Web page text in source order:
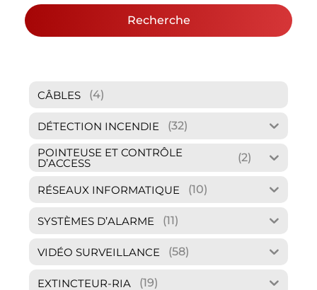
Recherche
CÂBLES (4)
DÉTECTION INCENDIE
(32)
POINTEUSE ET CONTRÔLE
D’ACCESS (2)
RÉSEAUX INFORMATIQUE (10)
SYSTÈMES D’ALARME (11)
VIDÉO SURVEILLANCE (58)
EXTINCTEUR-RIA (19)